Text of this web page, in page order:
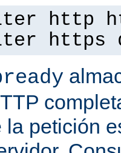
http
https
la petición